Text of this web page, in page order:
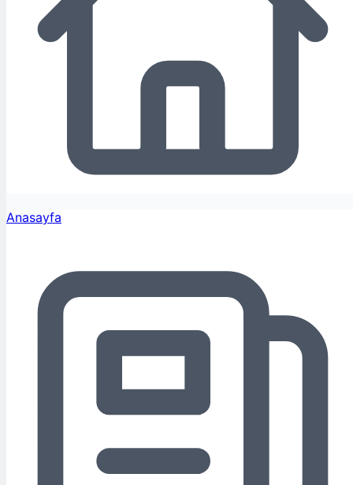
Anasayfa